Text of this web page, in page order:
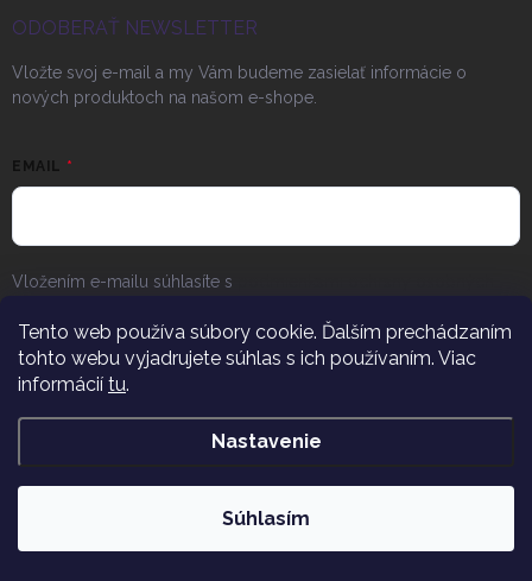
Tento web používa súbory cookie. Ďalším prechádzaním
tohto webu vyjadrujete súhlas s ich používaním. Viac
informácií tu.
Nastavenie
Súhlasím
ODOBERAŤ NEWSLETTER
Vložte svoj e-mail a my Vám budeme zasielať informácie o
nových produktoch na našom e-shope.
EMAIL
Vložením e-mailu súhlasíte s
PRIHLÁSIŤ SA
KONTAKT